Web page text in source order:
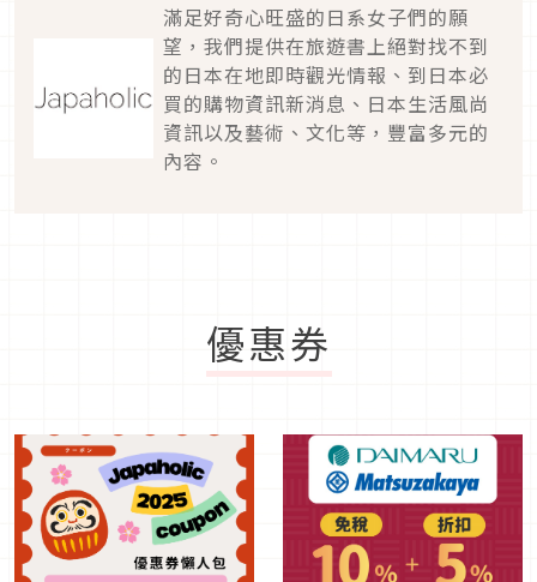
滿足好奇心旺盛的日系女子們的願
望，我們提供在旅遊書上絕對找不到
的日本在地即時觀光情報、到日本必
買的購物資訊新消息、日本生活風尚
資訊以及藝術、文化等，豐富多元的
內容。
優惠券